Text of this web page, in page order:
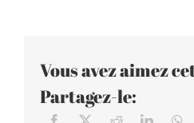
Vous avez aimez
Partagez-le: